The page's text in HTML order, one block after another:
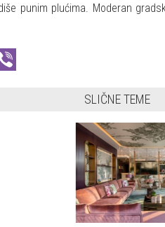
punim plućima. Moderan
SLIČNE TEME